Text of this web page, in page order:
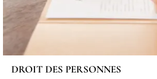
DROIT DES PERSONNES